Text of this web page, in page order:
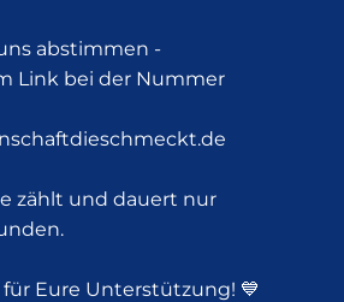
abstimmen -
Link bei der Nummer
zählt und dauert nur
Eure Unterstützung! 💙